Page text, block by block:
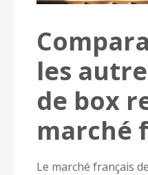
les
de box
marché
Le marché français